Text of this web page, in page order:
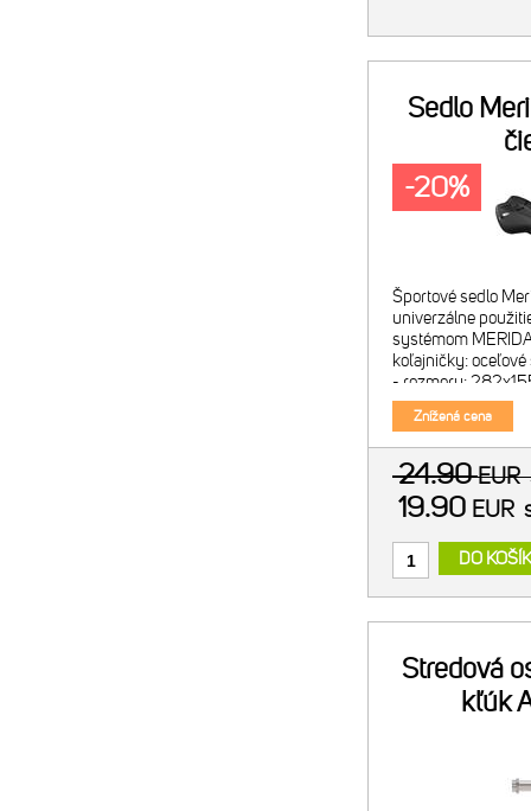
Sedlo
Športové sedlo
univerzálne
systémom
koľajničky:
- rozmery:
lesklou grafikou -
Znížená cena
-20%
24.90EUR
19.90 EUR
DO
Stredová
kľúk